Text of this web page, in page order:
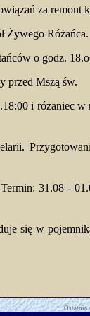
za remont
Żywego Różańca.
o godz.
przed Mszą św.
i różaniec w
31.08 -
się w
Ostatnia